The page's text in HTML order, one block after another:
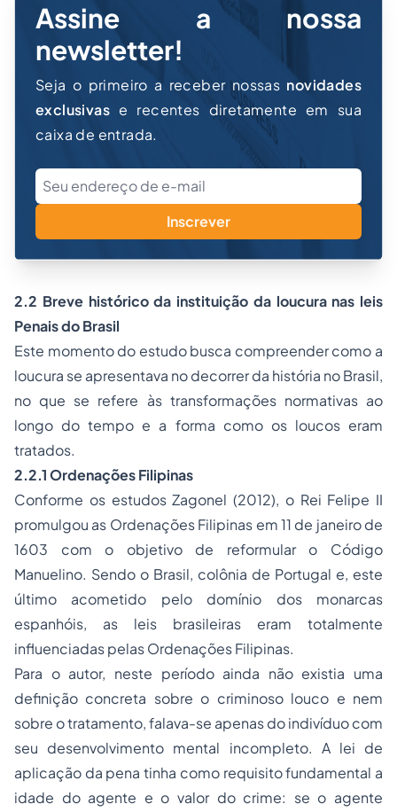
Assine a nossa
newsletter!
Seja o primeiro a receber nossas novidades
exclusivas e recentes diretamente em sua
caixa de entrada.
Inscrever
2.2 Breve histórico da instituição da loucura nas leis
Penais do Brasil
Este momento do estudo busca compreender como a
loucura se apresentava no decorrer da história no Brasil,
no que se refere às transformações normativas ao
longo do tempo e a forma como os loucos eram
tratados.
2.2.1 Ordenações Filipinas
Conforme os estudos Zagonel (2012), o Rei Felipe II
promulgou as Ordenações Filipinas em 11 de janeiro de
1603 com o objetivo de reformular o Código
Manuelino. Sendo o Brasil, colônia de Portugal e, este
último acometido pelo domínio dos monarcas
espanhóis, as leis brasileiras eram totalmente
influenciadas pelas Ordenações Filipinas.
Para o autor, neste período ainda não existia uma
definição concreta sobre o criminoso louco e nem
sobre o tratamento, falava-se apenas do indivíduo com
seu desenvolvimento mental incompleto. A lei de
aplicação da pena tinha como requisito fundamental a
idade do agente e o valor do crime: se o agente